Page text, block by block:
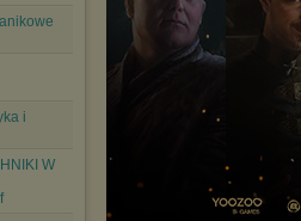
i
W